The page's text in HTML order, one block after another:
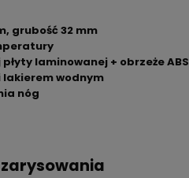
grubość 32 mm
laminowanej + obrzeże ABS
wodnym
nóg